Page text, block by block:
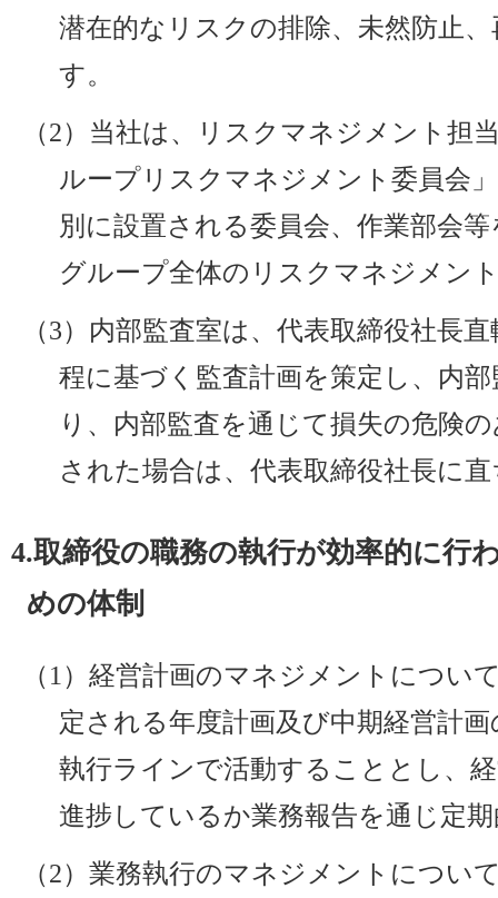
潜在的なリスクの排除、未然防止
す。
（2）当社は、リスクマネジメント担
ループリスクマネジメント委員会
別に設置される委員会、作業部会
グループ全体のリスクマネジメン
（3）内部監査室は、代表取締役社長
程に基づく監査計画を策定し、内
り、内部監査を通じて損失の危険
された場合は、代表取締役社長に
4.取締役の職務の執行が効率的に行
めの体制
（1）経営計画のマネジメントについ
定される年度計画及び中期経営計
執行ラインで活動することとし、
進捗しているか業務報告を通じ定
（2）業務執行のマネジメントについ